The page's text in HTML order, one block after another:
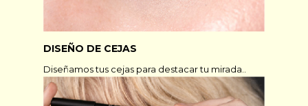
DISEÑO DE CEJAS
Diseñamos tus cejas para destacar tu mirada..